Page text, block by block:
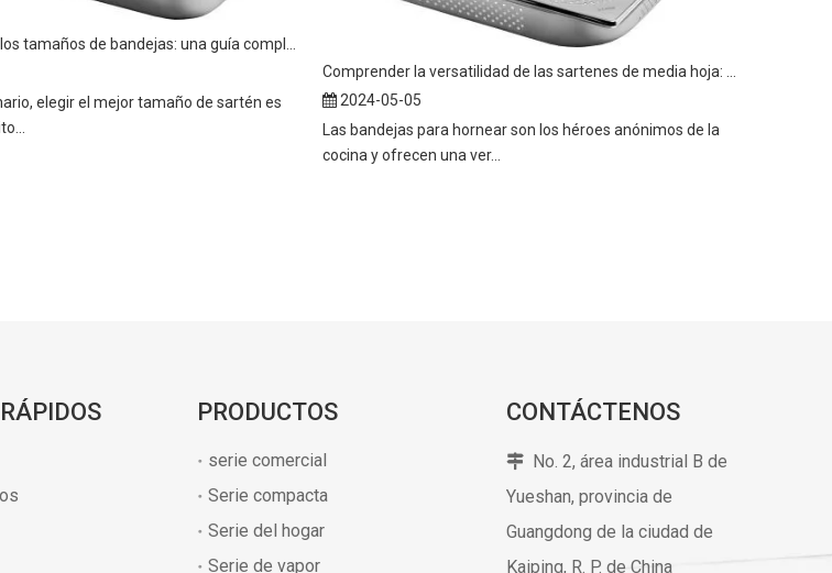
Comprensión de los tamaños de bandejas: una guía completa de bandejas GN y tamaños de bandeja GN 1/1
elegir el mejor tamaño de sartén es
Comprender la versatilidad de las sartenes de media hoja: una guía para cocineros caseros, panaderos y bloggers gastronómicos
2024-05-05
Las bandejas para hornear son los héroes anónimos de la
cocina y ofrecen una ver...
PRODUCTOS
serie comercial
Serie compacta
Serie del hogar
Serie de vapor
CONTÁCTENOS

No. 2, área industrial B de
Yueshan, provincia de
Guangdong de la ciudad de
Kaiping, R. P. de China